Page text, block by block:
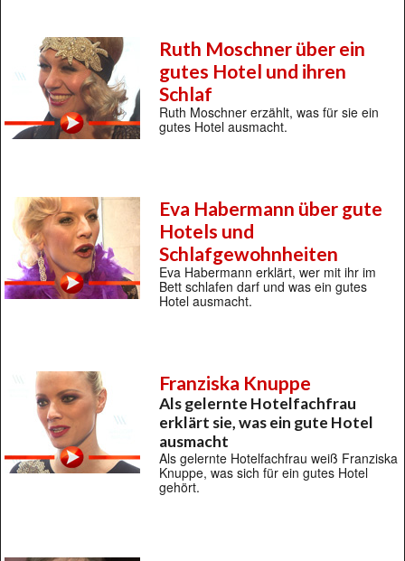
Ruth Moschner über ein
gutes Hotel und ihren
Schlaf
Ruth Moschner erzählt, was für sie ein
gutes Hotel ausmacht.
Eva Habermann über gute
Hotels und
Schlafgewohnheiten
Eva Habermann erklärt, wer mit ihr im
Bett schlafen darf und was ein gutes
Hotel ausmacht.
Franziska Knuppe
Als gelernte Hotelfachfrau
erklärt sie, was ein gute Hotel
ausmacht
Als gelernte Hotelfachfrau weiß Franziska
Knuppe, was sich für ein gutes Hotel
gehört.